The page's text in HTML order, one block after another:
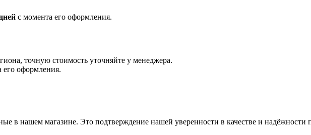
с момента его оформления.
точную стоимость уточняйте у менеджера.
его оформления.
в нашем магазине. Это подтверждение нашей уверенности в качестве и надёжности